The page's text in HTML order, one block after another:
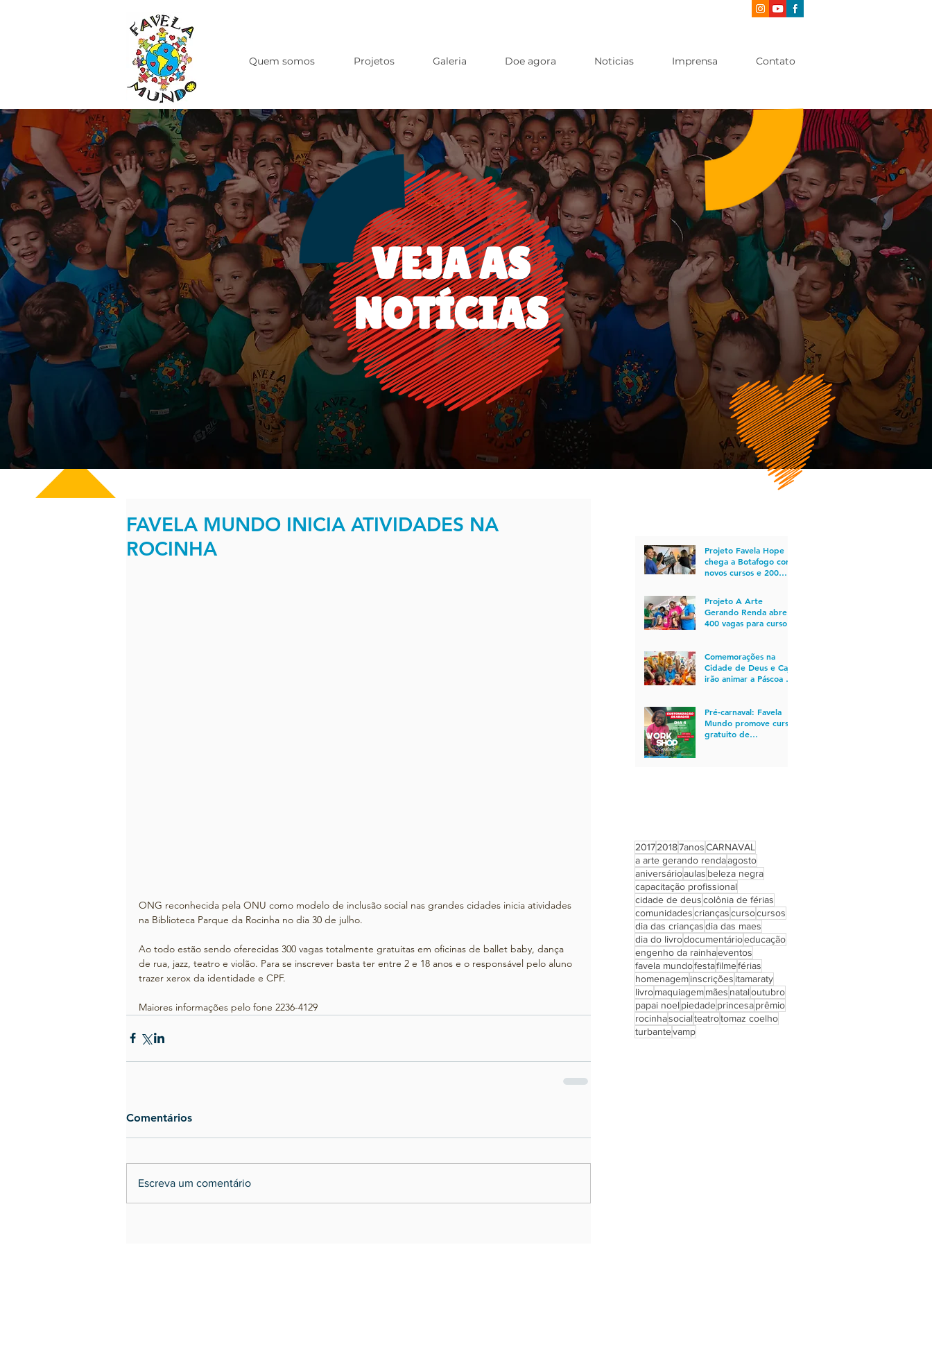
Quem somos Projetos Galeria Doe agora Noticias Imprensa Contato
VEJA AS
NOTÍCIAS
FAVELA MUNDO INICIA ATIVIDADES NA
ROCINHA
ONG reconhecida pela ONU como modelo de inclusão social nas grandes cidades inicia atividades
na Biblioteca Parque da Rocinha no dia 30 de julho.
Ao todo estão sendo oferecidas 300 vagas totalmente gratuitas em oficinas de ballet baby, dança
de rua, jazz, teatro e violão. Para se inscrever basta ter entre 2 e 18 anos e o responsável pelo aluno
trazer xerox da identidade e CPF.
Maiores informações pelo fone 2236-4129
Comentários
Escreva um comentário
Projeto Favela Hope
chega a Botafogo com
novos cursos e 200
audiovisual
Projeto A Arte
Gerando Renda abre
400 vagas para cursos
no Rio
Comemorações na
Cidade de Deus e Caju
irão animar a Páscoa de
Pré-carnaval: Favela
Mundo promove curso
gratuito de
201720187anosCARNAVAL
a arte gerando rendaagosto
aniversárioaulas beleza negra
capacitação profissional
cidade de deuscolônia de férias
comunidadescriançascursocursos
dia das criançasdia das maes
dia do livrodocumentárioeducação
engenho da rainhaeventos
favela mundofestafilmeférias
homenageminscrições itamaraty
livromaquiagemmães nataloutubro
papai noel piedadeprincesaprêmio
rocinhasocialteatrotomaz coelho
turbantevamp